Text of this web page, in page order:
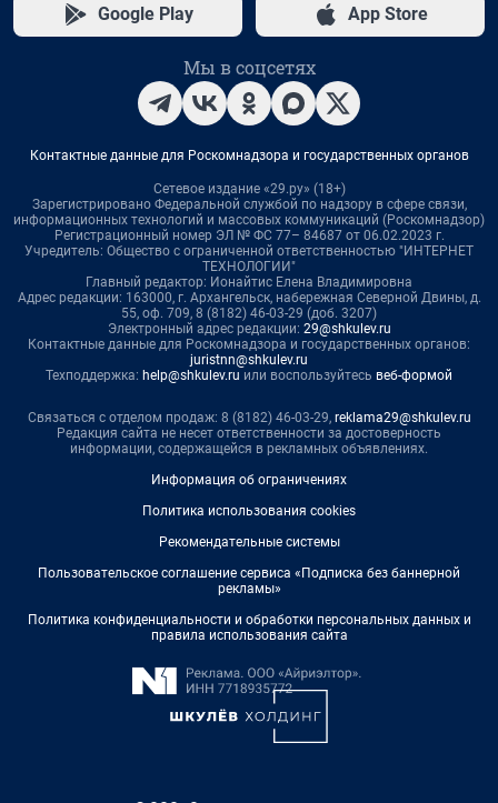
Google Play App Store
Мы в соцсетях
Контактные данные для Роскомнадзора и государственных органов
Сетевое издание «29.ру» (18+)
Зарегистрировано Федеральной службой по надзору в сфере связи,
информационных технологий и массовых коммуникаций (Роскомнадзор)
Регистрационный номер ЭЛ № ФС 77– 84687 от 06.02.2023 г.
Учредитель: Общество с ограниченной ответственностью "ИНТЕРНЕТ
ТЕХНОЛОГИИ"
Главный редактор: Ионайтис Елена Владимировна
Адрес редакции: 163000, г. Архангельск, набережная Северной Двины, д.
55, оф. 709, 8 (8182) 46-03-29 (доб. 3207)
Электронный адрес редакции: 29@shkulev.ru
Контактные данные для Роскомнадзора и государственных органов:
juristnn@shkulev.ru
Техподдержка: help@shkulev.ru или воспользуйтесь веб-формой
Связаться с отделом продаж: 8 (8182) 46-03-29, reklama29@shkulev.ru
Редакция сайта не несет ответственности за достоверность
информации, содержащейся в рекламных объявлениях.
Информация об ограничениях
Политика использования cookies
Рекомендательные системы
Пользовательское соглашение сервиса «Подписка без баннерной
рекламы»
Политика конфиденциальности и обработки персональных данных и
правила использования сайта